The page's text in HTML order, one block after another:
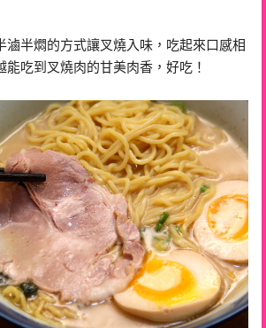
滷半燜的方式讓叉燒入味，吃起來口感相
能吃到叉燒肉的甘美肉香，好吃！